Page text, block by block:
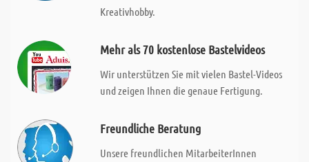
Kreativhobby.
Mehr als 70 kostenlose Bastelvideos
Wir unterstützen Sie mit vielen Bastel-Videos
und zeigen Ihnen die genaue Fertigung.
Freundliche Beratung
Unsere freundlichen MitarbeiterInnen